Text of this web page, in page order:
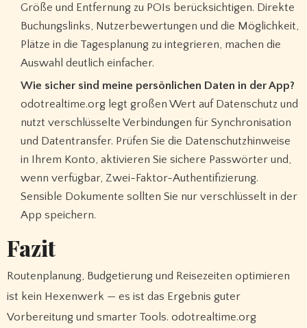
Größe und Entfernung zu POIs berücksichtigen. Direkte
Buchungslinks, Nutzerbewertungen und die Möglichkeit,
Plätze in die Tagesplanung zu integrieren, machen die
Auswahl deutlich einfacher.
Wie sicher sind meine persönlichen Daten in der App?
odotrealtime.org legt großen Wert auf Datenschutz und
nutzt verschlüsselte Verbindungen für Synchronisation
und Datentransfer. Prüfen Sie die Datenschutzhinweise
in Ihrem Konto, aktivieren Sie sichere Passwörter und,
wenn verfügbar, Zwei-Faktor-Authentifizierung.
Sensible Dokumente sollten Sie nur verschlüsselt in der
App speichern.
Fazit
Routenplanung, Budgetierung und Reisezeiten optimieren
ist kein Hexenwerk — es ist das Ergebnis guter
Vorbereitung und smarter Tools. odotrealtime.org